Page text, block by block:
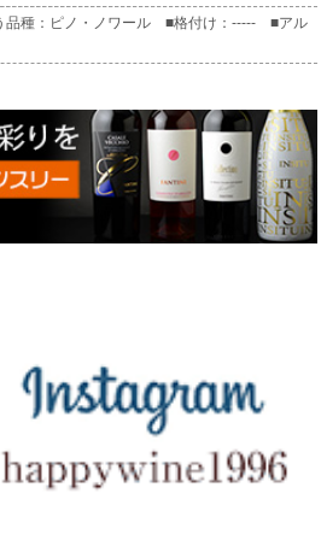
品種：ピノ・ノワール ■格付け：----- ■アル